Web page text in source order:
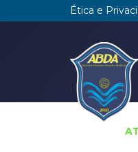
Ética e